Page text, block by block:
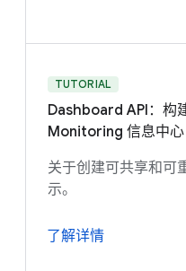
TUTORIAL
Dashboard API：构
Monitoring 信息中心
关于创建可共享和可
示。
了解详情